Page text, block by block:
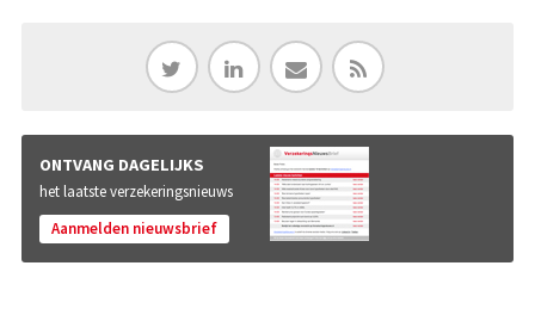
ONTVANG DAGELIJKS
het laatste verzekeringsnieuws
Aanmelden nieuwsbrief